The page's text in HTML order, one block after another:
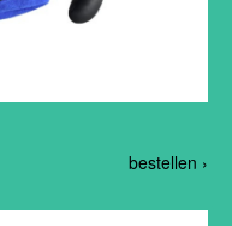
bestellen ›